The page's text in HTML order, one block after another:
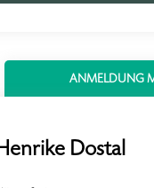
ANMELDUNG
Dostal